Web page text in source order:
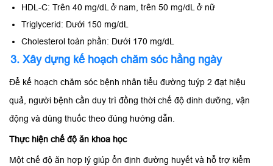
HDL-C: Trên 40 mg/dL ở nam, trên 50 mg/dL ở nữ
Triglycerid: Dưới 150 mg/dL
Cholesterol toàn phần: Dưới 170 mg/dL
3. Xây dựng kế hoạch chăm sóc hằng ngày
Để kế hoạch chăm sóc bệnh nhân tiểu đường tuýp 2 đạt hiệu
quả, người bệnh cần duy trì đồng thời chế độ dinh dưỡng, vận
động và dùng thuốc theo đúng hướng dẫn.
Thực hiện chế độ ăn khoa học
Một chế độ ăn hợp lý giúp ổn định đường huyết và hỗ trợ kiểm